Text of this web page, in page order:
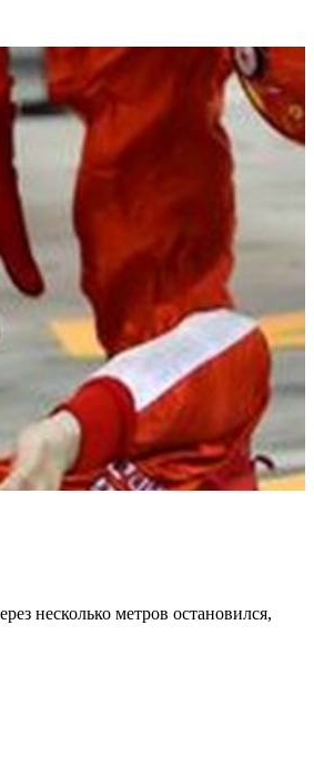
несколько метров остановился,